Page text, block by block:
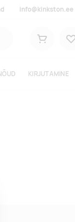
info@kinkston.ee
Ostukorv
KIRJUTAMINE